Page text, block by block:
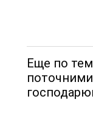
Еще по